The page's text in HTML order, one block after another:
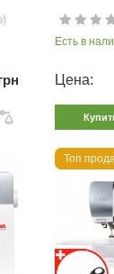
Есть в
Цена:
Топ